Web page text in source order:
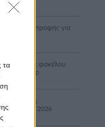
τα
επιστροφής για
δαπάνες φακέλου
για τρακτέρ
β’ δόσης
2026